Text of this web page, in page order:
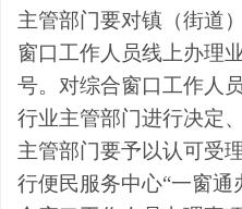
主管部门要对镇（街道
窗口工作人员线上办理
号。对综合窗口工作人
行业主管部门进行决定
主管部门要予以认可受
行便民服务中心“一窗通